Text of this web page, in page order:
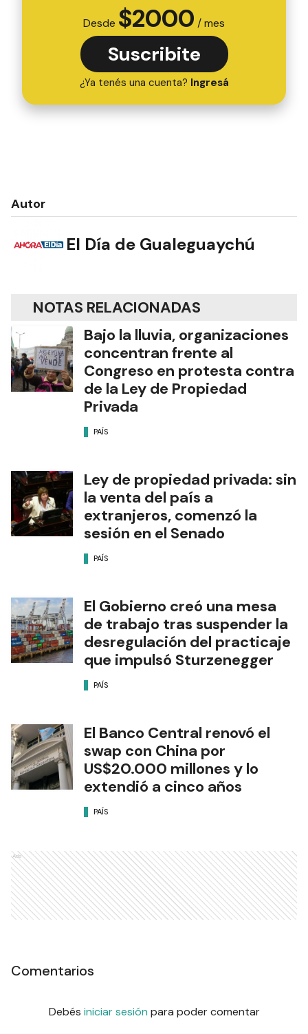
Desde $2000 / mes
Suscribite
¿Ya tenés una cuenta? Ingresá
Autor
El Día de Gualeguaychú
NOTAS RELACIONADAS
Bajo la lluvia, organizaciones
concentran frente al
Congreso en protesta contra
de la Ley de Propiedad
Privada
PAÍS
Ley de propiedad privada: sin
la venta del país a
extranjeros, comenzó la
sesión en el Senado
PAÍS
El Gobierno creó una mesa
de trabajo tras suspender la
desregulación del practicaje
que impulsó Sturzenegger
PAÍS
El Banco Central renovó el
swap con China por
US$20.000 millones y lo
extendió a cinco años
PAÍS
Ads
Comentarios
Debés iniciar sesión para poder comentar